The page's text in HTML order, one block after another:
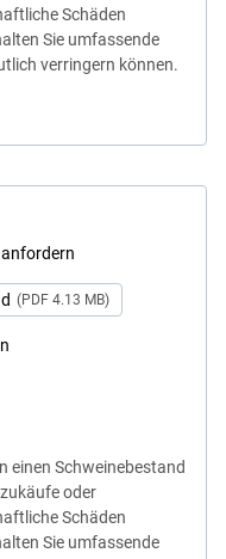
Schäden
Sie umfassende
verringern können.
(PDF 4.13 MB)
einen Schweinebestand
oder
Schäden
Sie umfassende